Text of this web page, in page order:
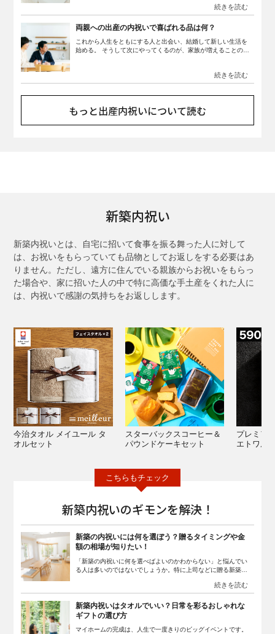
からずに悩んでいる人も多いでしょう。この記事では、出産の
内祝いで喜ばれる品物や、金額の目安、渡し方の注意点などに
ついて詳しく解説します。
両親への出産の内祝いで喜ばれる品は何？
これから人生をともにする人と出会い、結婚して新しい生活を
始める。 そうして次にやってくるのが、家族が増えることの喜
れることがよくあります。両親の他にも、兄弟や祖父母などか
らたくさん祝福を受けるでしょう。 赤ちゃんの誕生を喜んでく
う人もいるでしょう。 この記事では両親からの出産祝いの相場
もっと出産内祝いについて読む
新築内祝い
新築内祝いとは、自宅に招いて食事を振る舞った人に対して
は、お祝いをもらっていても品物としてお返しをする必要はあ
りません。ただし、遠方に住んでいる親族からお祝いをもらっ
た場合や、家に招いた人の中で特に高価な手土産をくれた人に
は、内祝いで感謝の気持ちをお返しします。
今治タオル メイユール タ
オルセット
スターバックスコーヒー＆
パウンドケーキセット
プレミア
エトワル
新築内祝いのギモンを解決！
新築の内祝いには何を選ぼう？贈るタイミングや金
額の相場が知りたい！
「新築の内祝いに何を選べばよいのかわからない」と悩んでい
る人は多いのではないでしょうか。特に上司などに贈る新築の
グで渡せばいいのか」「金額の相場は」「のしはどうやって書
けばいいのだろう」など、いろいろ疑問が浮かんでくるのでは
ないでしょうか。そこで、知っておきたい新築の内祝いの基礎
知識をわかりやすく解説します。
新築内祝いはタオルでいい？日常を彩るおしゃれな
ギフトの選び方
マイホームの完成は、人生で一度きりのビッグイベントです。